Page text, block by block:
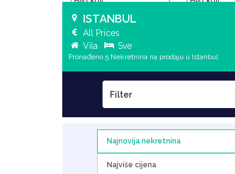
ISTANBUL
All Prices
Vila
Sve
Pronađeno 5 Nekretnina na prodaju u Istanbul
Filter
Najnovija nekretnina
Najviše cijena